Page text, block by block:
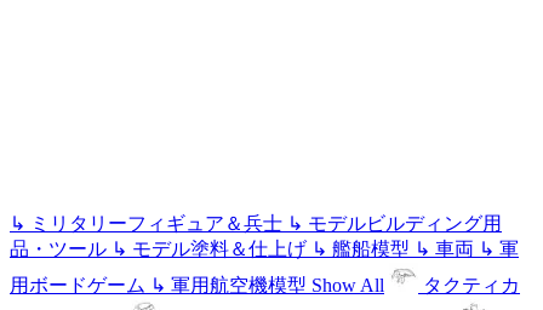
↳ ミリタリーフィギュア＆兵士 ↳ モデルビルディング用
品・ツール ↳ モデル塗料＆仕上げ ↳ 艦船模型 ↳ 車両 ↳ 軍
用ボードゲーム ↳ 軍用航空機模型 Show All
タクティカ